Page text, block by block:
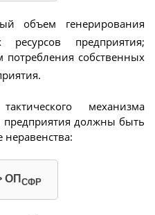
объем генерирования
ресурсов предприятия;
собственных
механизма
предприятия должны быть
ОП СФР